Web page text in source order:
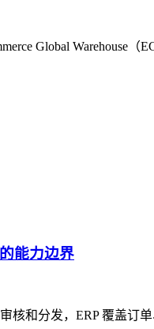
Global Warehouse
能力边界
核和分发，ERP 覆盖订